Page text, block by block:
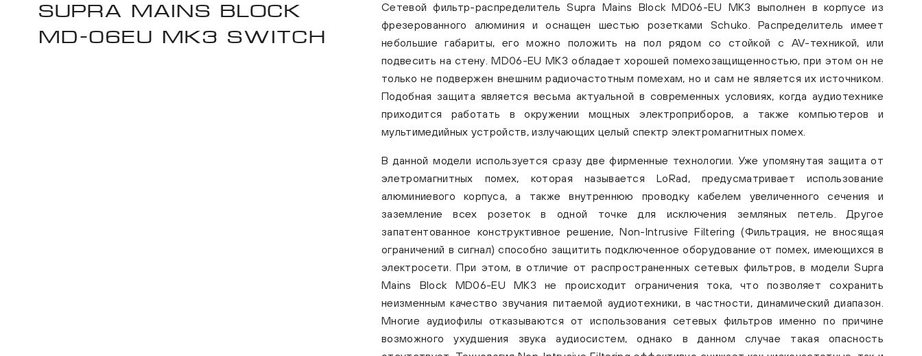
SUPRA MAINS BLOCK
MD-06EU MK3 SWITCH
Сетевой фильтр-распределитель Supra Mains Block MD06-EU MK3 выполнен в корпусе из
фрезерованного алюминия и оснащен шестью розетками Schuko. Распределитель имеет
небольшие габариты, его можно положить на пол рядом со стойкой с AV-техникой, или
подвесить на стену. MD06-EU MK3 обладает хорошей помехозащищенностью, при этом он не
только не подвержен внешним радиочастотным помехам, но и сам не является их источником.
Подобная защита является весьма актуальной в современных условиях, когда аудиотехнике
приходится работать в окружении мощных электроприборов, а также компьютеров и
мультимедийных устройств, излучающих целый спектр электромагнитных помех.
В данной модели используется сразу две фирменные технологии. Уже упомянутая защита от
элетромагнитных помех, которая называется LoRad, предусматривает использование
алюминиевого корпуса, а также внутреннюю проводку кабелем увеличенного сечения и
заземление всех розеток в одной точке для исключения земляных петель. Другое
запатентованное конструктивное решение, Non-Intrusive Filtering (Фильтрация, не вносящая
ограничений в сигнал) способно защитить подключенное оборудование от помех, имеющихся в
электросети. При этом, в отличие от распространенных сетевых фильтров, в модели Supra
Mains Block MD06-EU MK3 не происходит ограничения тока, что позволяет сохранить
неизменным качество звучания питаемой аудиотехники, в частности, динамический диапазон.
Многие аудиофилы отказываются от использования сетевых фильтров именно по причине
возможного ухудшения звука аудиосистем, однако в данном случае такая опасность